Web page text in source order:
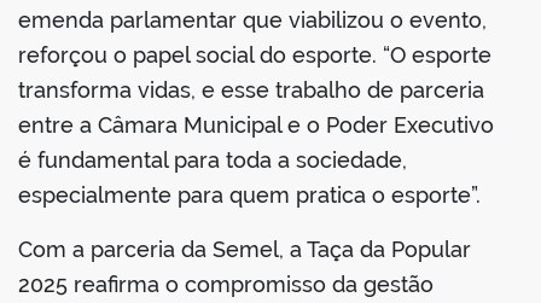
emenda parlamentar que viabilizou o evento,
reforçou o papel social do esporte. “O esporte
transforma vidas, e esse trabalho de parceria
entre a Câmara Municipal e o Poder Executivo
é fundamental para toda a sociedade,
especialmente para quem pratica o esporte”.
Com a parceria da Semel, a Taça da Popular
2025 reafirma o compromisso da gestão